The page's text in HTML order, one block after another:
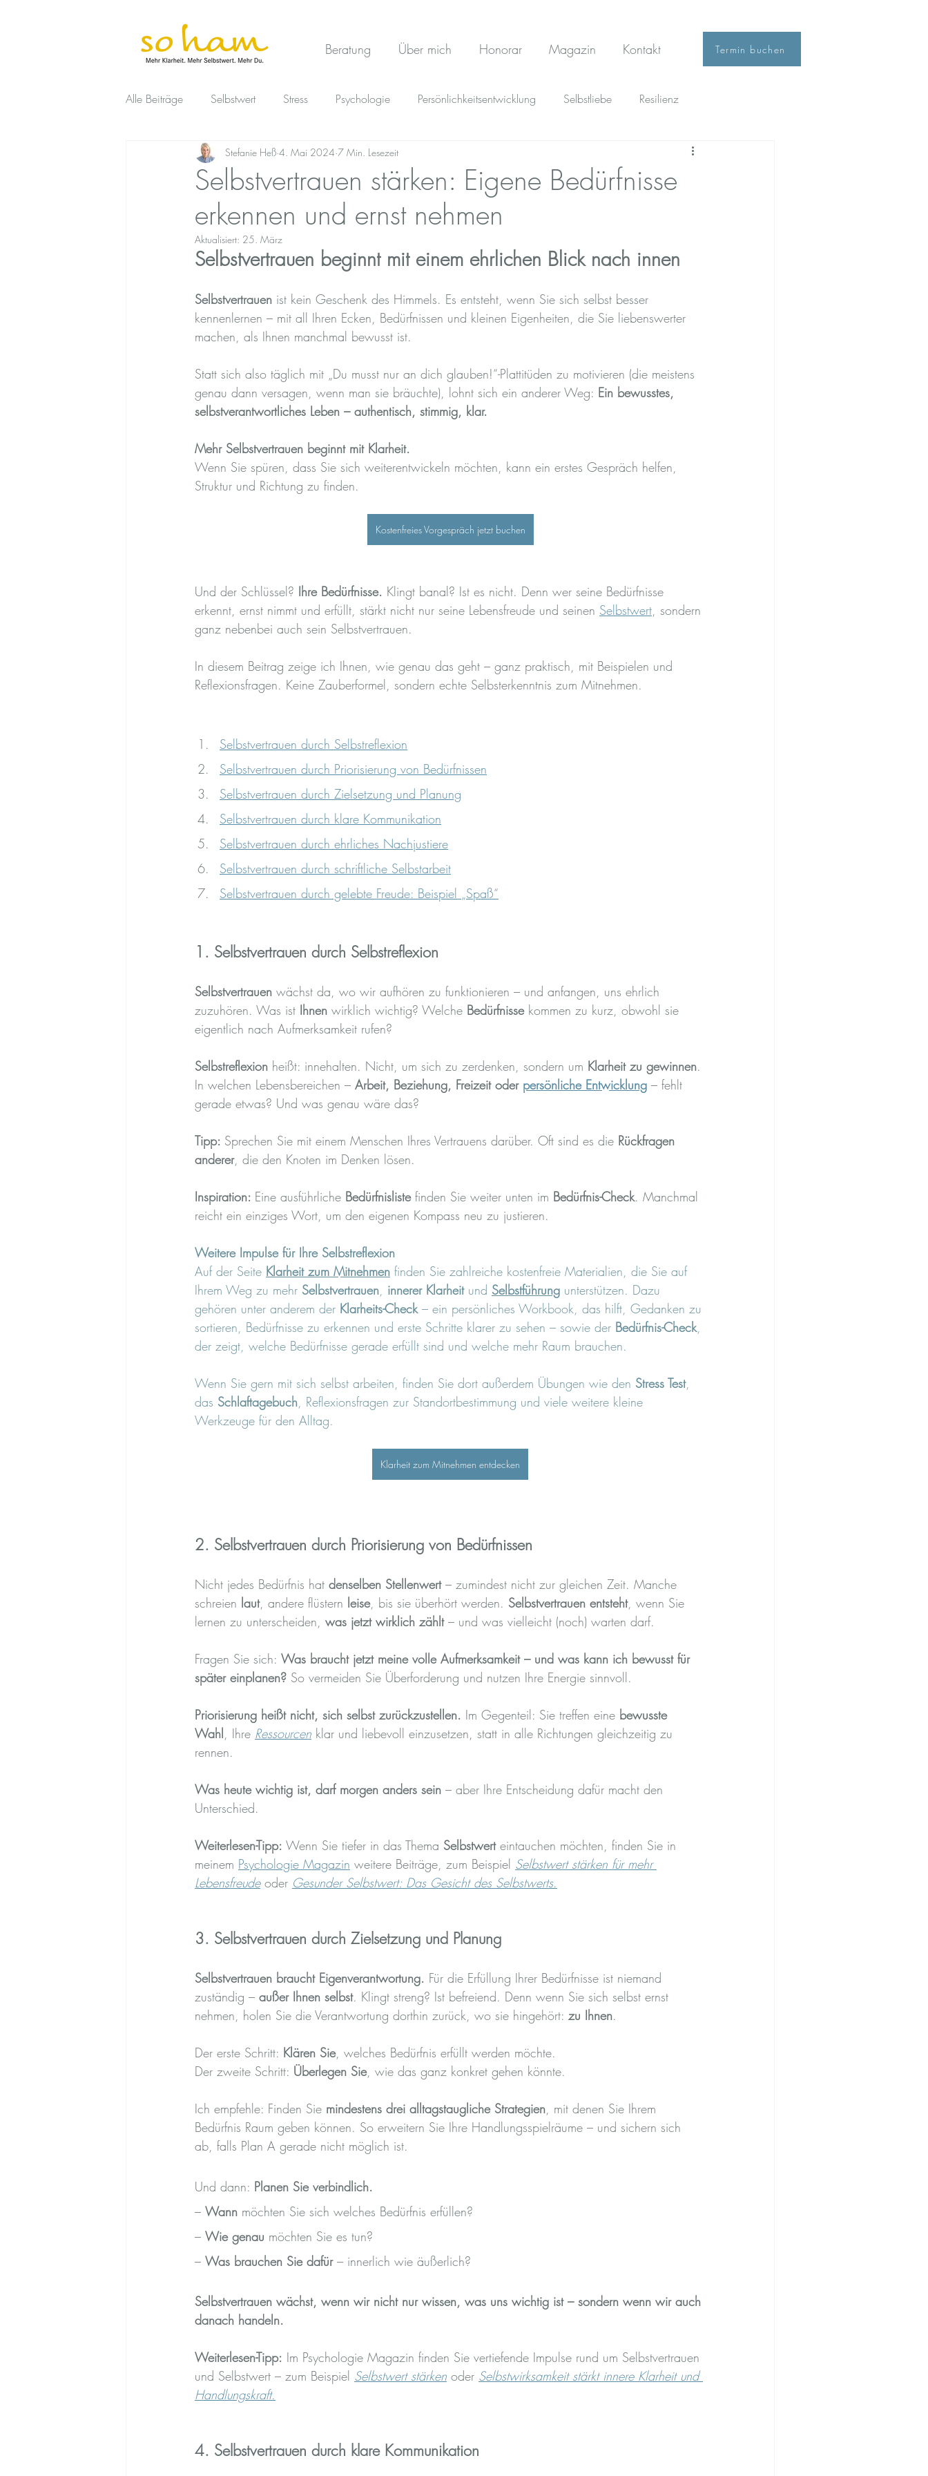
Beratung Über mich Honorar Magazin Kontakt Termin buchen
Alle Beiträge Selbstwert Stress Psychologie Persönlichkeitsentwicklung Selbstliebe Resilienz
Selbstfürsorge Liebe/Gefühle Depression
Selbstvertrauen stärken: Eigene Bedürfnisse
erkennen und ernst nehmen
Stefanie Heß 4. Mai 2024 7 Min. Lesezeit
Aktualisiert: 25. März
Selbstvertrauen beginnt mit einem ehrlichen Blick nach innen
Selbstvertrauen ist kein Geschenk des Himmels. Es entsteht, wenn Sie sich selbst besser
kennenlernen – mit all Ihren Ecken, Bedürfnissen und kleinen Eigenheiten, die Sie liebenswerter
machen, als Ihnen manchmal bewusst ist.
Statt sich also täglich mit „Du musst nur an dich glauben!“-Plattitüden zu motivieren (die meistens
genau dann versagen, wenn man sie bräuchte), lohnt sich ein anderer Weg: Ein bewusstes,
selbstverantwortliches Leben – authentisch, stimmig, klar.
Mehr Selbstvertrauen beginnt mit Klarheit.
Wenn Sie spüren, dass Sie sich weiterentwickeln möchten, kann ein erstes Gespräch helfen,
Struktur und Richtung zu finden.
Kostenfreies Vorgespräch jetzt buchen
Und der Schlüssel? Ihre Bedürfnisse. Klingt banal? Ist es nicht. Denn wer seine Bedürfnisse
erkennt, ernst nimmt und erfüllt, stärkt nicht nur seine Lebensfreude und seinen Selbstwert, sondern
ganz nebenbei auch sein Selbstvertrauen.
In diesem Beitrag zeige ich Ihnen, wie genau das geht – ganz praktisch, mit Beispielen und
Reflexionsfragen. Keine Zauberformel, sondern echte Selbsterkenntnis zum Mitnehmen.
Selbstvertrauen durch Selbstreflexion
Selbstvertrauen durch Priorisierung von Bedürfnissen
Selbstvertrauen durch Zielsetzung und Planung
Selbstvertrauen durch klare Kommunikation
Selbstvertrauen durch ehrliches Nachjustiere
Selbstvertrauen durch schriftliche Selbstarbeit
Selbstvertrauen durch gelebte Freude: Beispiel „Spaß“
1. Selbstvertrauen durch Selbstreflexion
Selbstvertrauen wächst da, wo wir aufhören zu funktionieren – und anfangen, uns ehrlich
zuzuhören. Was ist Ihnen wirklich wichtig? Welche Bedürfnisse kommen zu kurz, obwohl sie
eigentlich nach Aufmerksamkeit rufen?
Selbstreflexion heißt: innehalten. Nicht, um sich zu zerdenken, sondern um Klarheit zu gewinnen.
In welchen Lebensbereichen – Arbeit, Beziehung, Freizeit oder persönliche Entwicklung – fehlt
gerade etwas? Und was genau wäre das?
Tipp: Sprechen Sie mit einem Menschen Ihres Vertrauens darüber. Oft sind es die Rückfragen
anderer, die den Knoten im Denken lösen.
Inspiration: Eine ausführliche Bedürfnisliste finden Sie weiter unten im Bedürfnis-Check. Manchmal
reicht ein einziges Wort, um den eigenen Kompass neu zu justieren.
Weitere Impulse für Ihre Selbstreflexion
Auf der Seite Klarheit zum Mitnehmen finden Sie zahlreiche kostenfreie Materialien, die Sie auf
Ihrem Weg zu mehr Selbstvertrauen, innerer Klarheit und Selbstführung unterstützen. Dazu
gehören unter anderem der Klarheits-Check – ein persönliches Workbook, das hilft, Gedanken zu
sortieren, Bedürfnisse zu erkennen und erste Schritte klarer zu sehen – sowie der Bedürfnis-Check,
der zeigt, welche Bedürfnisse gerade erfüllt sind und welche mehr Raum brauchen.
Wenn Sie gern mit sich selbst arbeiten, finden Sie dort außerdem Übungen wie den Stress Test,
das Schlaftagebuch, Reflexionsfragen zur Standortbestimmung und viele weitere kleine
Werkzeuge für den Alltag.
Klarheit zum Mitnehmen entdecken
2. Selbstvertrauen durch Priorisierung von Bedürfnissen
Nicht jedes Bedürfnis hat denselben Stellenwert – zumindest nicht zur gleichen Zeit. Manche
schreien laut, andere flüstern leise, bis sie überhört werden. Selbstvertrauen entsteht, wenn Sie
lernen zu unterscheiden, was jetzt wirklich zählt – und was vielleicht (noch) warten darf.
Fragen Sie sich: Was braucht jetzt meine volle Aufmerksamkeit – und was kann ich bewusst für
später einplanen? So vermeiden Sie Überforderung und nutzen Ihre Energie sinnvoll.
Priorisierung heißt nicht, sich selbst zurückzustellen. Im Gegenteil: Sie treffen eine bewusste
Wahl, Ihre Ressourcen klar und liebevoll einzusetzen, statt in alle Richtungen gleichzeitig zu
rennen.
Was heute wichtig ist, darf morgen anders sein – aber Ihre Entscheidung dafür macht den
Unterschied.
Weiterlesen-Tipp: Wenn Sie tiefer in das Thema Selbstwert eintauchen möchten, finden Sie in
meinem Psychologie Magazin weitere Beiträge, zum Beispiel Selbstwert stärken für mehr
Lebensfreude oder Gesunder Selbstwert: Das Gesicht des Selbstwerts.
3. Selbstvertrauen durch Zielsetzung und Planung
Selbstvertrauen braucht Eigenverantwortung. Für die Erfüllung Ihrer Bedürfnisse ist niemand
zuständig – außer Ihnen selbst. Klingt streng? Ist befreiend. Denn wenn Sie sich selbst ernst
nehmen, holen Sie die Verantwortung dorthin zurück, wo sie hingehört: zu Ihnen.
Der erste Schritt: Klären Sie, welches Bedürfnis erfüllt werden möchte.
Der zweite Schritt: Überlegen Sie, wie das ganz konkret gehen könnte.
Ich empfehle: Finden Sie mindestens drei alltagstaugliche Strategien, mit denen Sie Ihrem
Bedürfnis Raum geben können. So erweitern Sie Ihre Handlungsspielräume – und sichern sich
ab, falls Plan A gerade nicht möglich ist.
Und dann: Planen Sie verbindlich.
– Wann möchten Sie sich welches Bedürfnis erfüllen?
– Wie genau möchten Sie es tun?
– Was brauchen Sie dafür – innerlich wie äußerlich?
Selbstvertrauen wächst, wenn wir nicht nur wissen, was uns wichtig ist – sondern wenn wir auch
danach handeln.
Weiterlesen-Tipp: Im Psychologie Magazin finden Sie vertiefende Impulse rund um Selbstvertrauen
und Selbstwert – zum Beispiel Selbstwert stärken oder Selbstwirksamkeit stärkt innere Klarheit und
Handlungskraft.
4. Selbstvertrauen durch klare Kommunikation